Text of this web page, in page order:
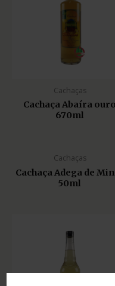
Cachaças
Cachaça Abaíra ouro
670ml
Cachaças
Cachaça Adega de
50ml